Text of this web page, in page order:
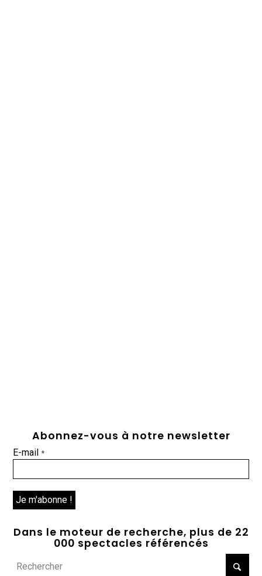
Abonnez-vous à notre newsletter
E-mail*
Dans le moteur de recherche, plus de 22
000 spectacles référencés